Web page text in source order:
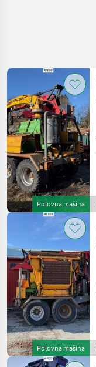
Polovna mašina
Polovna mašina